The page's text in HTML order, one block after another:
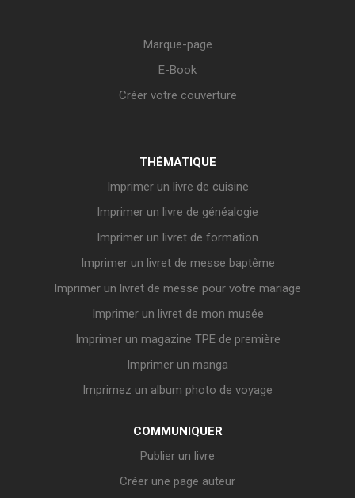
Marque-page
E-Book
Créer votre couverture
THÉMATIQUE
Imprimer un livre de cuisine
Imprimer un livre de généalogie
Imprimer un livret de formation
Imprimer un livret de messe baptême
Imprimer un livret de messe pour votre mariage
Imprimer un livret de mon musée
Imprimer un magazine TPE de première
Imprimer un manga
Imprimez un album photo de voyage
COMMUNIQUER
Publier un livre
Créer une page auteur